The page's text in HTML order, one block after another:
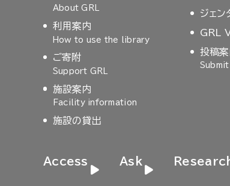
About GRL
利用案内
How to use the library
ご寄附
Support GRL
施設案内
Facility information
施設の貸出
ジェ
GRL
投稿案
Access Ask